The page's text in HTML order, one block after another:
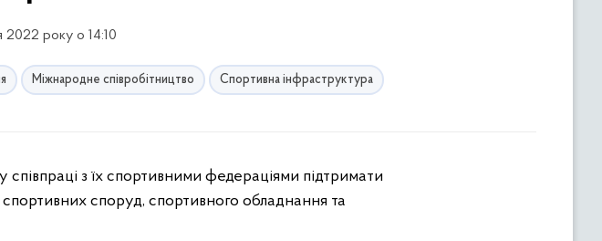
2022 року о 14:10
Міжнародне співробітництво Спортивна інфраструктура
з їх спортивними федераціями підтримати
споруд, спортивного обладнання та